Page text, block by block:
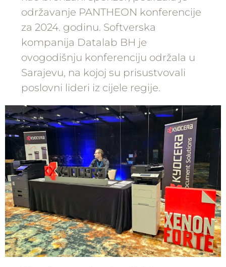
održavanje PANTHEON konferencije
za 2024. godinu. Softverska
kompanija Datalab BH je
ovogodišnju konferenciju održala u
Sarajevu, na kojoj su prisustvovali
poslovni lideri iz cijele regije.